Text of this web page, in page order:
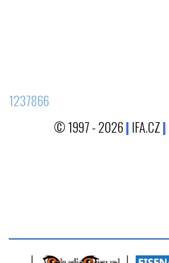
1237866
© 1997 - 2026| IFA.CZ|